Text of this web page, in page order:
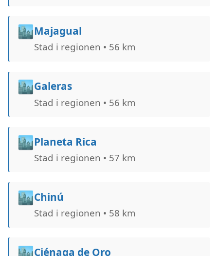
🏙️Majagual
Stad i regionen • 56 km
🏙️Galeras
Stad i regionen • 56 km
🏙️Planeta Rica
Stad i regionen • 57 km
🏙️Chinú
Stad i regionen • 58 km
Ciénaga de Oro